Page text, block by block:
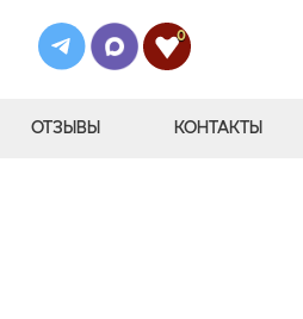
0
ОТЗЫВЫ КОНТАКТЫ